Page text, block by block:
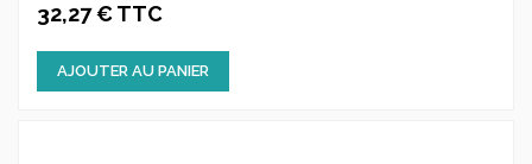
32,27 € TTC
AJOUTER AU PANIER